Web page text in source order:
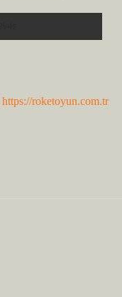
https://roketoyun.com.tr